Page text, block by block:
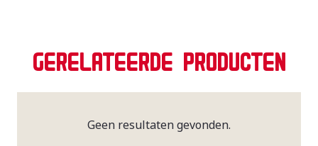
GERELATEERDE PRODUCTEN
Geen resultaten gevonden.